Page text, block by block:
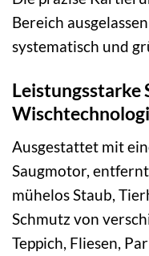
Bereich
systematisch und
Leistungsstarke
Ausgestattet mit
Saugmotor,
mühelos Staub,
Schmutz von
Teppich, Fliesen,